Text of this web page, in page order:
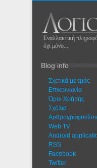
Εναλλακτική
όχι μόνο...
Blog info
Σχετικά με εμάς
Eπικοινωνία
Όροι Χρήσης
Σχόλια
Αρθρογράφοι/
Web TV
Android
RSS
Facebook
Twitter